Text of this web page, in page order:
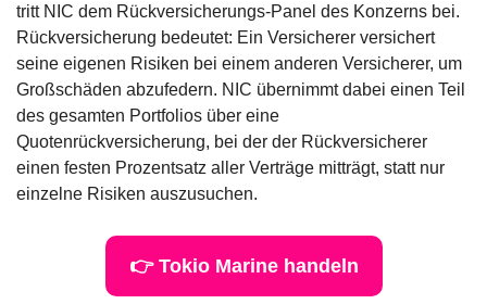
tritt NIC dem Rückversicherungs-Panel des Konzerns bei.
Rückversicherung bedeutet: Ein Versicherer versichert
seine eigenen Risiken bei einem anderen Versicherer, um
Großschäden abzufedern. NIC übernimmt dabei einen Teil
des gesamten Portfolios über eine
Quotenrückversicherung, bei der der Rückversicherer
einen festen Prozentsatz aller Verträge mitträgt, statt nur
einzelne Risiken auszusuchen.
👉 Tokio Marine handeln